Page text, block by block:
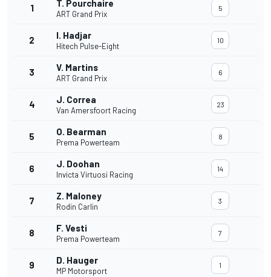
1 T. Pourchaire
ART Grand Prix
5
2 I. Hadjar
Hitech Pulse-Eight
10
3 V. Martins
ART Grand Prix
6
4 J. Correa
Van Amersfoort Racing
23
5 O. Bearman
Prema Powerteam
8
6 J. Doohan
Invicta Virtuosi Racing
14
7 Z. Maloney
Rodin Carlin
3
8 F. Vesti
Prema Powerteam
7
9 D. Hauger
MP Motorsport
1